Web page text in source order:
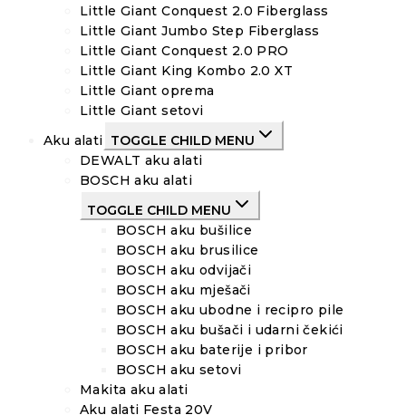
Little Giant Conquest 2.0 Fiberglass
Little Giant Jumbo Step Fiberglass
Little Giant Conquest 2.0 PRO
Little Giant King Kombo 2.0 XT
Little Giant oprema
Little Giant setovi
Aku alati TOGGLE CHILD MENU
DEWALT aku alati
BOSCH aku alati
TOGGLE CHILD MENU
BOSCH aku bušilice
BOSCH aku brusilice
BOSCH aku odvijači
BOSCH aku mješači
BOSCH aku ubodne i recipro pile
BOSCH aku bušači i udarni čekići
BOSCH aku baterije i pribor
BOSCH aku setovi
Makita aku alati
Aku alati Festa 20V